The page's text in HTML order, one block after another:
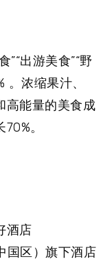
出游美食”“野
浓缩果汁、
高能量的美食成
。
酒店
国区）旗下酒店